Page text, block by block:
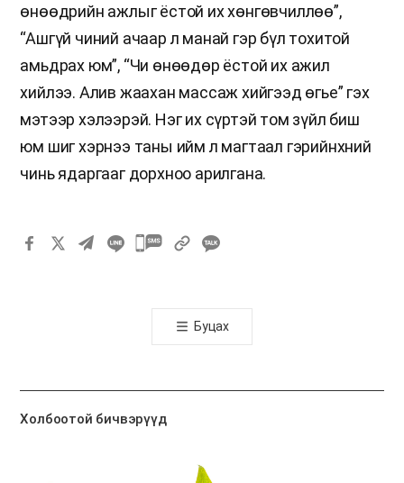
өнөөдрийн ажлыг ёстой их хөнгөвчиллөө”,
“Ашгүй чиний ачаар л манай гэр бүл тохитой
амьдрах юм”, “Чи өнөөдөр ёстой их ажил
хийлээ. Алив жаахан массаж хийгээд өгье” гэх
мэтээр хэлээрэй. Нэг их сүртэй том зүйл биш
юм шиг хэрнээ таны ийм л магтаал гэрийнхний
чинь ядаргааг дорхноо арилгана.
카
톡
공
기
Буцах
Холбоотой бичвэрүүд